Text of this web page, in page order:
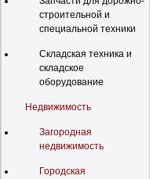
строительной и
специальной техники
Складская техника и
складское
оборудование
Недвижимость
Загородная
недвижимость
Городская